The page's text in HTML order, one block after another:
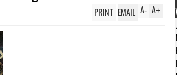
A+
A-
PRINT EMAIL